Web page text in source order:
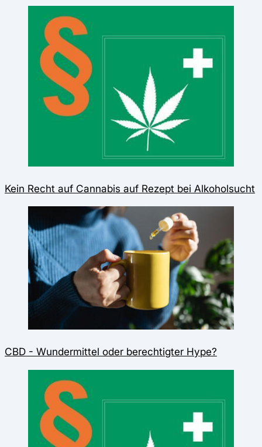
Kein Recht auf Cannabis auf Rezept bei Alkoholsucht
CBD - Wundermittel oder berechtigter Hype?